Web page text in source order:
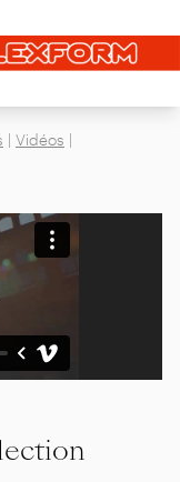
| Vidéos |